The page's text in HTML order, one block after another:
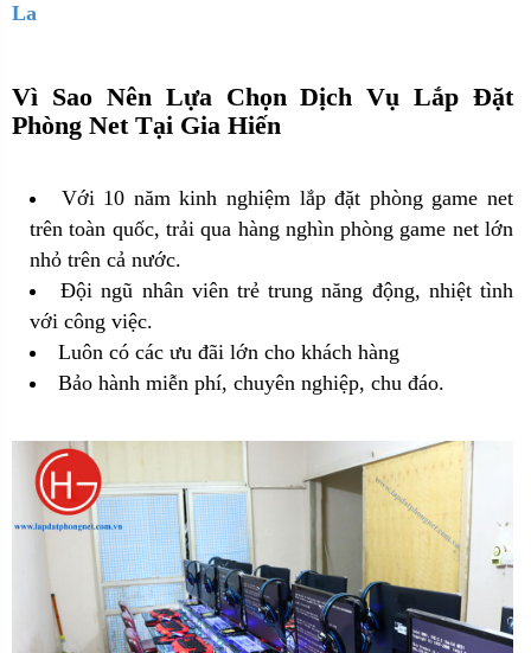
La
Vì Sao Nên Lựa Chọn Dịch Vụ Lắp Đặt
Phòng Net Tại Gia Hiến
Với 10 năm kinh nghiệm lắp đặt phòng game net
trên toàn quốc, trải qua hàng nghìn phòng game net lớn
nhỏ trên cả nước.
Đội ngũ nhân viên trẻ trung năng động, nhiệt tình
với công việc.
Luôn có các ưu đãi lớn cho khách hàng
Bảo hành miễn phí, chuyên nghiệp, chu đáo.